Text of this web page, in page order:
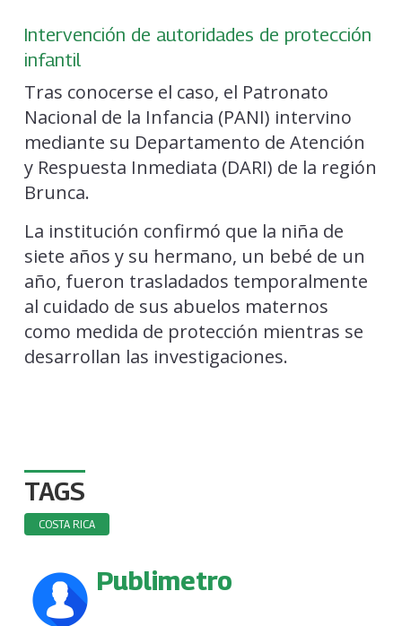
Intervención de autoridades de protección
infantil
Tras conocerse el caso, el Patronato
Nacional de la Infancia (PANI) intervino
mediante su Departamento de Atención
y Respuesta Inmediata (DARI) de la región
Brunca.
La institución confirmó que la niña de
siete años y su hermano, un bebé de un
año, fueron trasladados temporalmente
al cuidado de sus abuelos maternos
como medida de protección mientras se
desarrollan las investigaciones.
TAGS
COSTA RICA
Publimetro